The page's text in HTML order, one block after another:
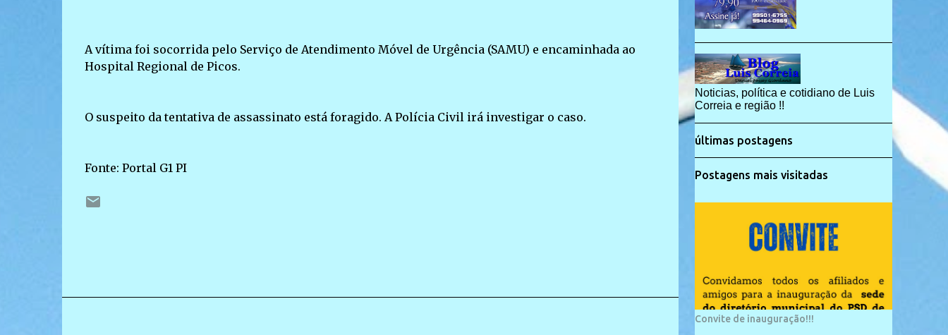
A vítima foi socorrida pelo Serviço de Atendimento Móvel de Urgência (SAMU) e encaminhada ao
Hospital Regional de Picos.
O suspeito da tentativa de assassinato está foragido. A Polícia Civil irá investigar o caso.
Fonte: Portal G1 PI
Noticias, política e cotidiano de Luis
Correia e região !!
últimas postagens
Postagens mais visitadas
Convite de inauguração!!!